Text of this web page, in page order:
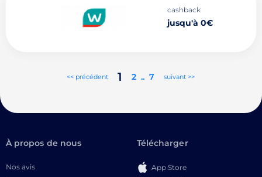
cashback
jusqu'à 0€
<< précédent 1 2 .. 7 suivant >>
À propos de nous
Nos avis
Télécharger
App Store